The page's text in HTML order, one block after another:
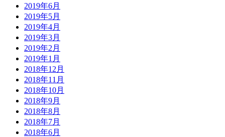
2019年6月
2019年5月
2019年4月
2019年3月
2019年2月
2019年1月
2018年12月
2018年11月
2018年10月
2018年9月
2018年8月
2018年7月
2018年6月